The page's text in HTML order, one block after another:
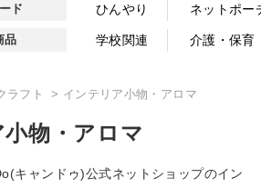
ド ひんやり ネットポー
品 学校関連 介護・保育
ラフト インテリア小物・アロマ
物・アロマ
キャンドゥ)公式ネットショップのイン